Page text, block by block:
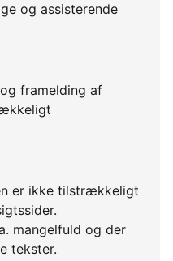
og assisterende
framelding af
er ikke tilstrækkeligt
mangelfuld og der
tekster.